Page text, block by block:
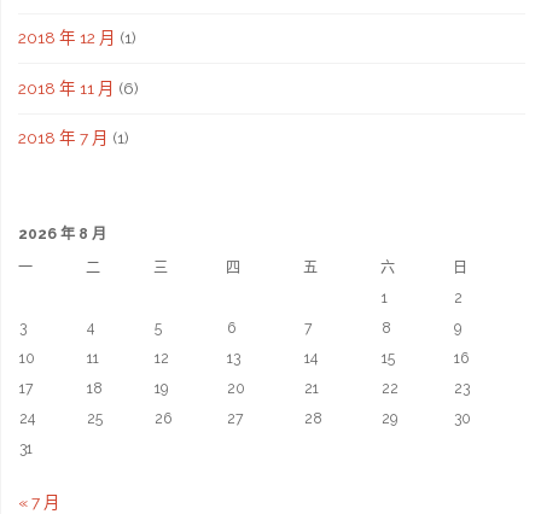
2018 年 12 月 (1)
2018 年 11 月 (6)
2018 年 7 月 (1)
2026 年 8 月
一
二 三 四 五 六
日
1
2
3
4 5 6 7 8
9
10
11 12 13 14 15
16
17
18 19 20 21 22
23
24
25 26 27 28 29
30
31
« 7 月